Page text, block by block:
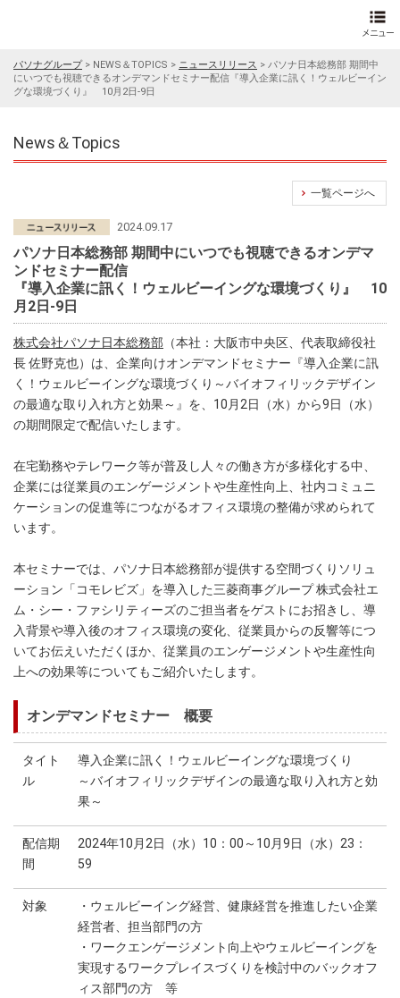
パソナグループ> NEWS＆TOPICS > ニュースリリース > パソナ日本総務部 期間中
にいつでも視聴できるオンデマンドセミナー配信『導入企業に訊く！ウェルビーイン
グな環境づくり』 10月2日-9日
News＆Topics
一覧ページへ
2024.09.17
パソナ日本総務部 期間中にいつでも視聴できるオンデマ
ンドセミナー配信
『導入企業に訊く！ウェルビーイングな環境づくり』 10
月2日-9日
株式会社パソナ日本総務部 （本社：大阪市中央区、代表取締役社
長 佐野克也）は、企業向けオンデマンドセミナー『導入企業に訊
く！ウェルビーイングな環境づくり～バイオフィリックデザイン
の最適な取り入れ方と効果～』を、10月2日（水）から9日（水）
の期間限定で配信いたします。
在宅勤務やテレワーク等が普及し人々の働き方が多様化する中、
企業には従業員のエンゲージメントや生産性向上、社内コミュニ
ケーションの促進等につながるオフィス環境の整備が求められて
います。
本セミナーでは、パソナ日本総務部が提供する空間づくりソリュ
ーション「コモレビズ」を導入した三菱商事グループ 株式会社エ
ム・シー・ファシリティーズのご担当者をゲストにお招きし、導
入背景や導入後のオフィス環境の変化、従業員からの反響等につ
いてお伝えいただくほか、従業員のエンゲージメントや生産性向
上への効果等についてもご紹介いたします。
オンデマンドセミナー 概要
タイト
ル
導入企業に訊く！ウェルビーイングな環境づくり
～バイオフィリックデザインの最適な取り入れ方と効
果～
配信期
間
2024年10月2日（水）10：00～10月9日（水）23：
59
対象
・ウェルビーイング経営、健康経営を推進したい企業
経営者、担当部門の方
・ワークエンゲージメント向上やウェルビーイングを
実現するワークプレイスづくりを検討中のバックオフ
ィス部門の方 等